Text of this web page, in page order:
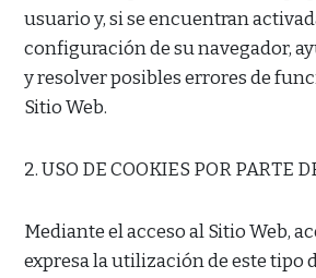
usuario y, si se encuentran
configuración de su navegador,
y resolver posibles errores de
Sitio Web.
2. USO DE COOKIES POR PARTE
Mediante el acceso al Sitio Web,
expresa la utilización de este tipo